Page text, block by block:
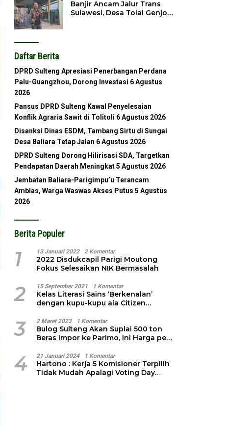
Banjir Ancam Jalur Trans
Sulawesi, Desa Tolai Genjot
Daftar Berita
DPRD Sulteng Apresiasi Penerbangan Perdana
Palu-Guangzhou, Dorong Investasi 6 Agustus
2026
Pansus DPRD Sulteng Kawal Penyelesaian
Konflik Agraria Sawit di Tolitoli 6 Agustus 2026
Disanksi Dinas ESDM, Tambang Sirtu di Sungai
Desa Baliara Tetap Jalan 6 Agustus 2026
DPRD Sulteng Dorong Hilirisasi SDA, Targetkan
Pendapatan Daerah Meningkat 5 Agustus 2026
Jembatan Baliara-Parigimpu’u Terancam
Amblas, Warga Waswas Akses Putus 5 Agustus
2026
Berita Populer
1 13 Januari 2022 2 Komentar
2022 Disdukcapil Parigi Moutong
Fokus Selesaikan NIK Bermasalah
2 15 September 2021 1 Komentar
Kelas Literasi Sains ‘Berkenalan’
dengan kupu-kupu ala Citizen
3 2 Maret 2023 1 Komentar
Bulog Sulteng Akan Suplai 500 ton
Beras Impor ke Parimo, Ini Harga per
4 21 Januari 2024 1 Komentar
Hartono : Kerja 5 Komisioner Terpilih
Tidak Mudah Apalagi Voting Day